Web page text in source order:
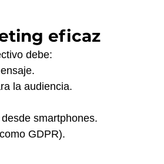
eficaz
debe:
la audiencia.
smartphones.
GDPR).